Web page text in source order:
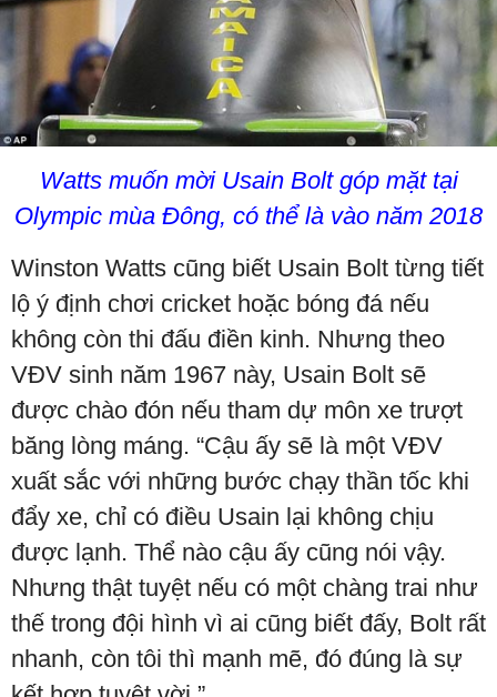
Watts muốn mời Usain Bolt góp mặt tại
Olympic mùa Đông, có thể là vào năm 2018
Winston Watts cũng biết Usain Bolt từng tiết
lộ ý định chơi cricket hoặc bóng đá nếu
không còn thi đấu điền kinh. Nhưng theo
VĐV sinh năm 1967 này, Usain Bolt sẽ
được chào đón nếu tham dự môn xe trượt
băng lòng máng. “Cậu ấy sẽ là một VĐV
xuất sắc với những bước chạy thần tốc khi
đẩy xe, chỉ có điều Usain lại không chịu
được lạnh. Thể nào cậu ấy cũng nói vậy.
Nhưng thật tuyệt nếu có một chàng trai như
thế trong đội hình vì ai cũng biết đấy, Bolt rất
nhanh, còn tôi thì mạnh mẽ, đó đúng là sự